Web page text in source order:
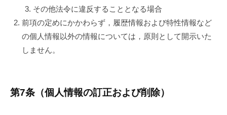
その他法令に違反することとなる場合
前項の定めにかかわらず，履歴情報および特性情報など
の個人情報以外の情報については，原則として開示いた
しません。
第7条（個人情報の訂正および削除）